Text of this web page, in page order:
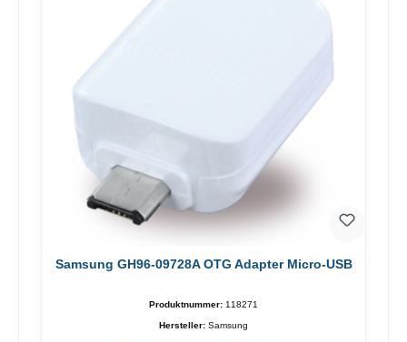
Samsung GH96-09728A OTG Adapter Micro-USB
Produktnummer: 118271
Hersteller: Samsung